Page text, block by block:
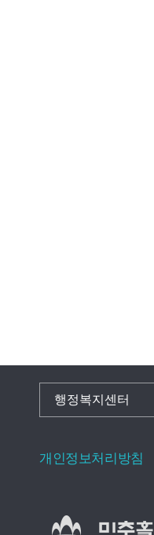
행정복지센터
개인정보처리방침